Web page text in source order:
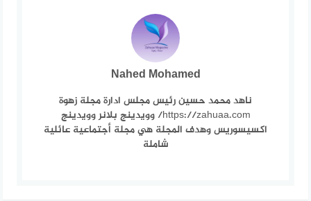
Nahed Mohamed
ناهد محمد حسين رئيس مجلس ادارة مجلة زهوة
https://zahuaa.com/ وويدينج بلانر وويدينج
اكسيسوريس وهدف المجلة هي مجلة أجتماعية عائلية
شاملة